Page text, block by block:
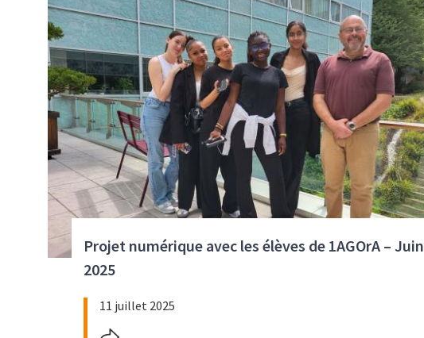
Visuel
Projet numérique avec les élèves de 1AGOrA – Juin
2025
11 juillet 2025